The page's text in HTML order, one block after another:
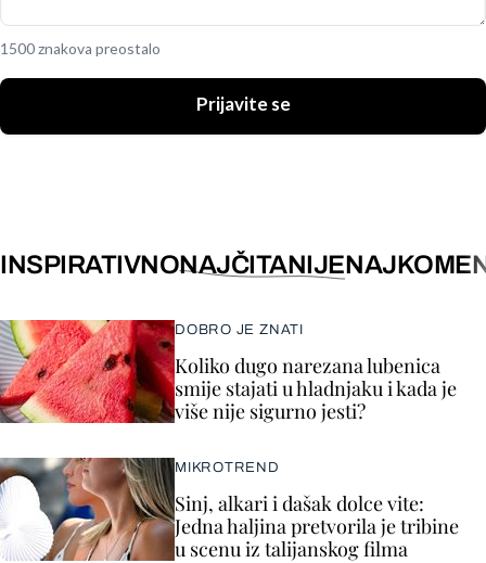
1500 znakova preostalo
Prijavite se
INSPIRATIVNONAJČITANIJE
DOBRO JE ZNATI
Koliko dugo narezana lubenica
smije stajati u hladnjaku i kada je
više nije sigurno jesti?
MIKROTREND
Sinj, alkari i dašak dolce vite:
Jedna haljina pretvorila je tribine
u scenu iz talijanskog filma